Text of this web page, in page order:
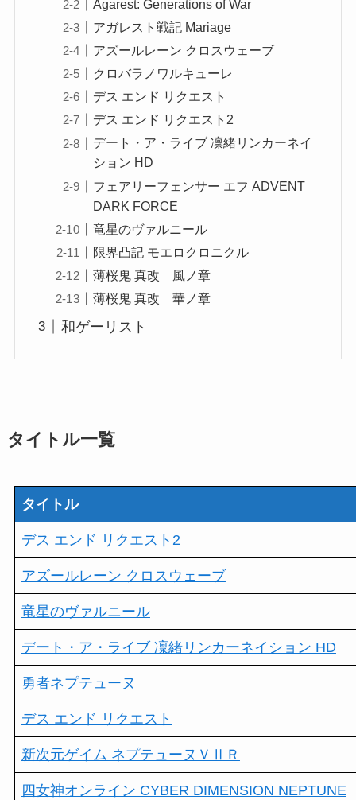
Agarest: Generations of War
アガレスト戦記 Mariage
アズールレーン クロスウェーブ
クロバラノワルキューレ
デス エンド リクエスト
デス エンド リクエスト2
デート・ア・ライブ 凜緒リンカーネイ
ション HD
フェアリーフェンサー エフ ADVENT
DARK FORCE
竜星のヴァルニール
限界凸記 モエロクロニクル
薄桜鬼 真改 風ノ章
薄桜鬼 真改 華ノ章
和ゲーリスト
タイトル一覧
タイトル
デス エンド リクエスト2
アズールレーン クロスウェーブ
竜星のヴァルニール
デート・ア・ライブ 凜緒リンカーネイション HD
勇者ネプテューヌ
デス エンド リクエスト
新次元ゲイム ネプテューヌＶⅡＲ
四女神オンライン CYBER DIMENSION NEPTUNE